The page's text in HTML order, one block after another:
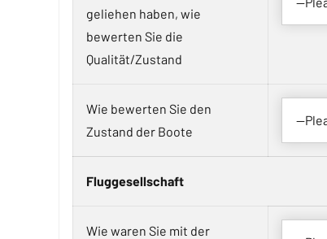
geliehen haben, wie
bewerten Sie die
Qualität/Zustand
Wie bewerten Sie den
Zustand der Boote
Fluggesellschaft
Wie waren Sie mit der